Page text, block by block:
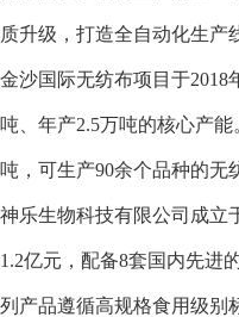
质升级，打造全自动化生产
金沙国际无纺布项目于
吨、年产2.5万吨的核心产
吨，可生产90余个品种的无
神乐生物科技有限公司成立
1.2亿元，配备8套国内先进
列产品遵循高规格食用级别